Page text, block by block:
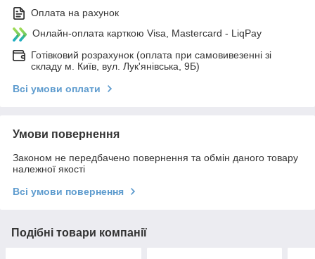
Оплата на рахунок
Онлайн-оплата карткою Visa, Mastercard - LiqPay
Готівковий розрахунок (оплата при самовивезенні зі
складу м. Київ, вул. Лук'янівська, 9Б)
Всі умови оплати
Умови повернення
Законом не передбачено повернення та обмін даного товару
належної якості
Всі умови повернення
Подібні товари компанії